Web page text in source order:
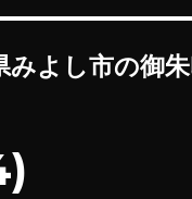
みよし市の御